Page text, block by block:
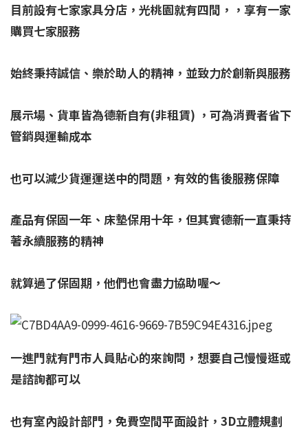
目前設有七家家具分店，光桃園就有四間， ，享有一家
購買七家服務
始終秉持誠信、樂於助人的精神，並致力於創新與服務
展示場、貨車皆為德新自有(非租賃) ，可為消費者省下
管銷與運輸成本
也可以減少貨運運送中的問題，有效的售後服務保障
產品有保固一年、床墊保用十年，但其實德新一直秉持
著永續服務的精神
就算過了保固期，他們也會盡力協助喔～
一進門就有門市人員貼心的來詢問，想要自己慢慢逛或
是諮詢都可以
也有室內設計部門，免費空間平面設計，3D立體規劃